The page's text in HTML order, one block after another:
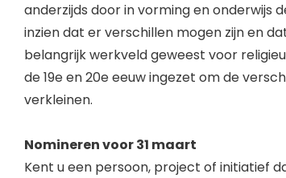
anderzijds door in vorming en onderwijs
inzien dat er verschillen mogen zijn en
belangrijk werkveld geweest voor
de 19e en 20e eeuw ingezet om de
verkleinen.
Nomineren voor 31 maart
Kent u een persoon, project of initiatief